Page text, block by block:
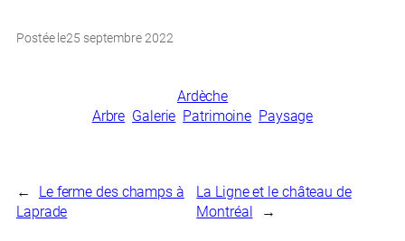
Postée le25 septembre 2022
Ardèche
Arbre Galerie Patrimoine Paysage
←
Le ferme des champs à
Laprade
La Ligne et le château de
Montréal
→